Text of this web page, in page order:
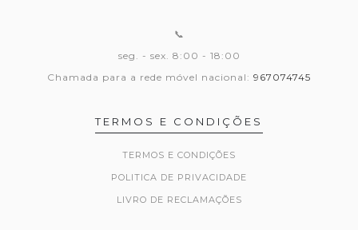
📞
seg. - sex. 8:00 - 18:00
Chamada para a rede móvel nacional: 967074745
TERMOS E CONDIÇÕES
TERMOS E CONDIÇÕES
POLITICA DE PRIVACIDADE
LIVRO DE RECLAMAÇÕES